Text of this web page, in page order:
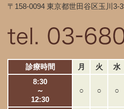
〒158-0094 東京都世田谷区玉川3-
診療時間 月 火 水
8:30
～
12:30
○ ○ ○